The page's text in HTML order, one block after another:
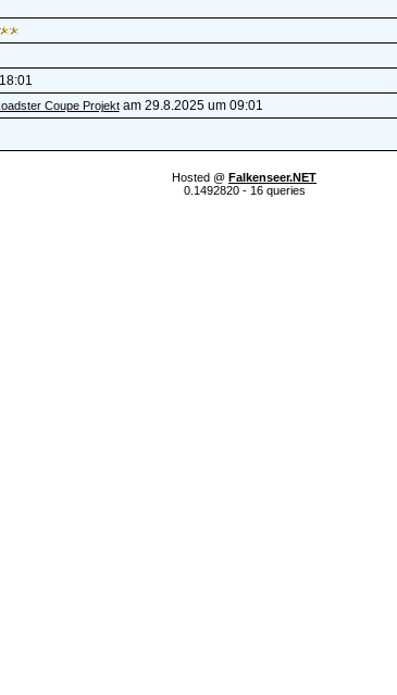
Coupe Projektam 29.8.2025 um 09:01
Hosted @ Falkenseer.NET
0.1492820 - 16 queries